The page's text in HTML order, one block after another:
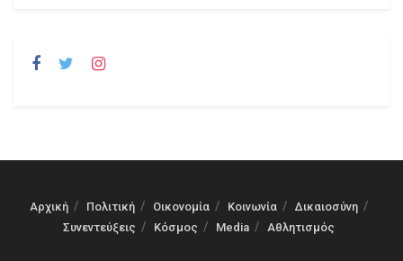
Αρχική Πολιτική Οικονομία Κοινωνία
Δικαιοσύνη
Συνεντεύξεις
Κόσμος Media Αθλητισμός